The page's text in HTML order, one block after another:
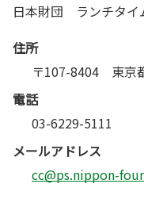
日本財団 ランチタイ
住所
〒107-8404 東京
電話
03-6229-5111
メールアドレス
cc@ps.nippon-